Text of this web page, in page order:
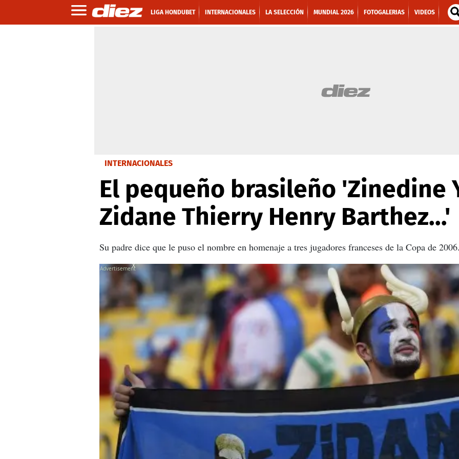
LIGA HONDUBET INTERNACIONALES LA SELECCIÓN MUNDIAL 2026 FOTOGALERIAS VIDEOS
INTERNACIONALES
El pequeño brasileño 'Zinedine
Zidane Thierry Henry Barthez...'
Su padre dice que le puso el nombre en homenaje a tres jugadores franceses de la Copa de
X